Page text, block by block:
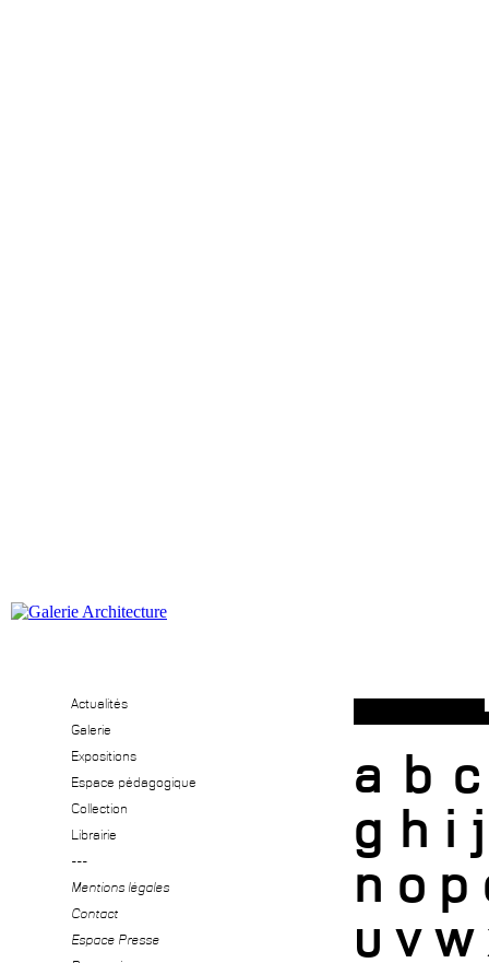
Actualités
Galerie
Expositions
Espace pédagogique
Collection
Librairie
---
Mentions légales
Contact
Espace Presse
a b c
g h i j
n o p
u v w